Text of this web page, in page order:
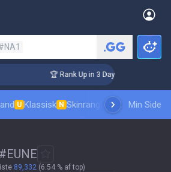
🏆 Rank Up in 3 Days! Challenger
U Klassisk N Skinrangliste RangPro
Min Side
#EUNE
89,332 (6.54 % af top)